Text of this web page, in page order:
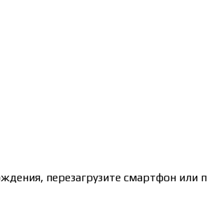
перезагрузите смартфон